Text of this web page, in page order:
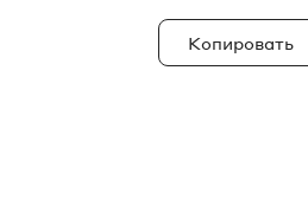
Копировать